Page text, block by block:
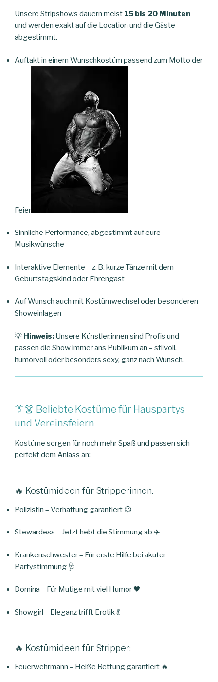
Unsere Stripshows dauern meist 15 bis 20 Minuten
und werden exakt auf die Location und die Gäste
abgestimmt.
Auftakt in einem Wunschkostüm passend zum Motto der
Feier
Sinnliche Performance, abgestimmt auf eure
Musikwünsche
Interaktive Elemente – z. B. kurze Tänze mit dem
Geburtstagskind oder Ehrengast
Auf Wunsch auch mit Kostümwechsel oder besonderen
Showeinlagen
💡 Hinweis: Unsere Künstler:innen sind Profis und
passen die Show immer ans Publikum an – stilvoll,
humorvoll oder besonders sexy, ganz nach Wunsch.
👔👗 Beliebte Kostüme für Hauspartys
und Vereinsfeiern
Kostüme sorgen für noch mehr Spaß und passen sich
perfekt dem Anlass an:
🔥 Kostümideen für Stripperinnen:
Polizistin – Verhaftung garantiert 😉
Stewardess – Jetzt hebt die Stimmung ab ✈️
Krankenschwester – Für erste Hilfe bei akuter
Partystimmung 🩺
Domina – Für Mutige mit viel Humor 🖤
Showgirl – Eleganz trifft Erotik 💃
🔥 Kostümideen für Stripper:
Feuerwehrmann – Heiße Rettung garantiert 🔥